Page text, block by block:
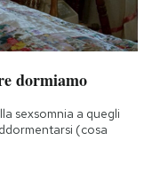
dormiamo
sexsomnia a quegli
(cosa